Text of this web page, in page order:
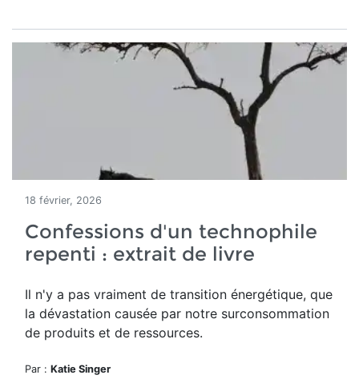
18 février, 2026
Confessions d'un technophile
repenti : extrait de livre
Il n'y a pas vraiment de transition énergétique, que
la dévastation causée par notre surconsommation
de produits et de ressources.
Par : Katie Singer